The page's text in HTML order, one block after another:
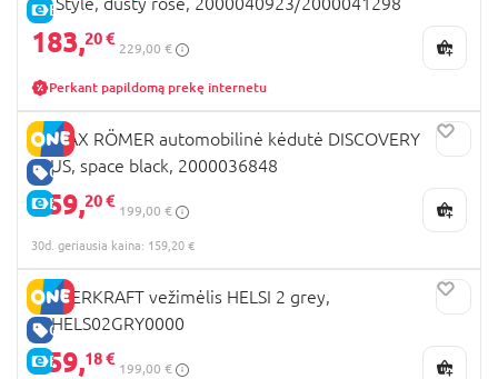
E-KAINA
183,20 €
229,00 €
Perkant papildomą prekę internetu
GERA KAINA
E-KAINA
BRITAX RÖMER automobilinė kėdutė DISCOVERY
PLUS, space black, 2000036848
159,20 €
199,00 €
30d. geriausia kaina: 159,20 €
GERA KAINA
E-KAINA
KINDERKRAFT vežimėlis HELSI 2 grey,
KSHELS02GRY0000
159,18 €
199,00 €